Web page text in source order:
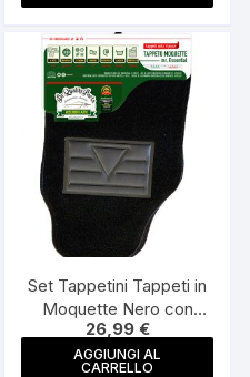
Set Tappetini Tappeti in
Moquette Nero con
Battitacco Mr Essential
Made in Italy
26,99 €
AGGIUNGI AL
CARRELLO